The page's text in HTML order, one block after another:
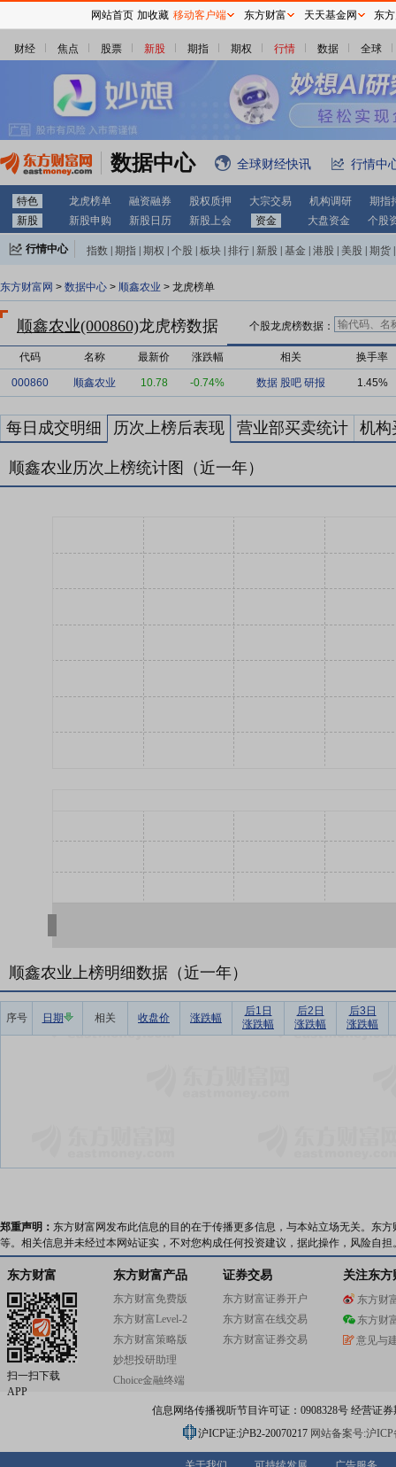
财经 焦点 股票 新股 期指 期权 行情 数据 全球
数据中心 全球财经快讯 行情中
特色 龙虎榜单 融资融券 股权质押 大宗交易 机构调研
期指
新股
新股申购 新股日历 新股上会 资金 大盘资金 个股
行情中心 指数 期指 期权 个股 板块 排行 新股 基金 港股 美股 期货
东方财富网 > 数据中心 > 顺鑫农业 > 龙虎榜单
顺鑫农业(000860)龙虎榜数据 个股龙虎榜数据：
代码 名称 最新价 涨跌幅 相关 换手率
000860 顺鑫农业 10.78 -0.74% 数据 股吧 研报 1.45%
每日成交明细 历次上榜后表现 营业部买卖统计 机构
顺鑫农业历次上榜统计图（近一年）
顺鑫农业上榜明细数据（近一年）
序号 日期 相关 收盘价 涨跌幅
后1日
涨跌幅
后2日
涨跌幅
后3日
涨跌幅
郑重声明： 东方财富网发布此信息的目的在于传播更多信息，与本站立场无关。东
等。相关信息并未经过本网站证实，不对您构成任何投资建议，据此操作，风险自担
网站首页 加收藏 移动客户端 东方财富 天天基金网 东